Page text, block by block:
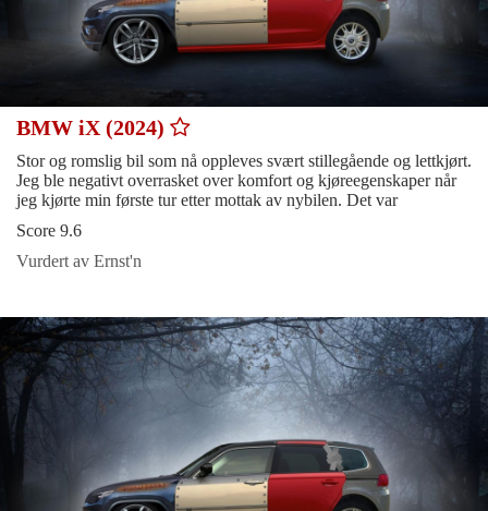
BMW iX (2024)
Stor og romslig bil som nå oppleves svært stillegående og lettkjørt.
Jeg ble negativt overrasket over komfort og kjøreegenskaper når
jeg kjørte min første tur etter mottak av nybilen. Det var
Score 9.6
Vurdert av Ernst'n